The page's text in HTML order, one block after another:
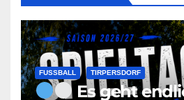
FUSSBALL TIRPERSDORF
Es geht